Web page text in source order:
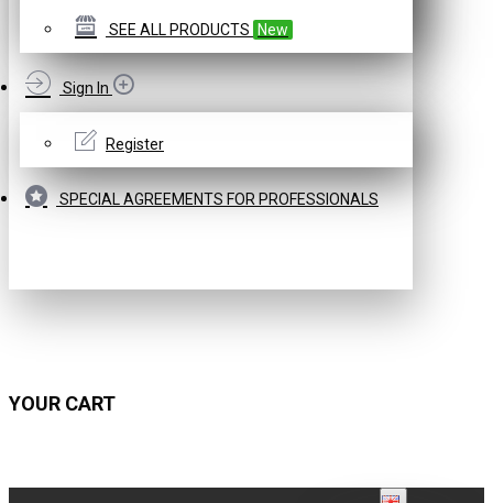
SEE ALL PRODUCTS New
Sign In
Register
SPECIAL AGREEMENTS FOR PROFESSIONALS
YOUR CART